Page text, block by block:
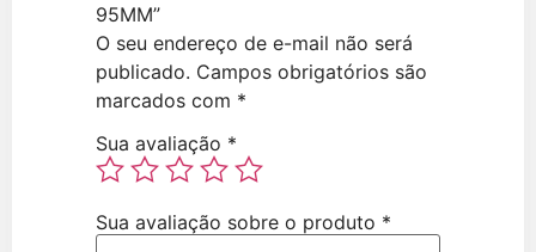
95MM”
O seu endereço de e-mail não será
publicado. Campos obrigatórios são
marcados com *
Sua avaliação *
Sua avaliação sobre o produto *